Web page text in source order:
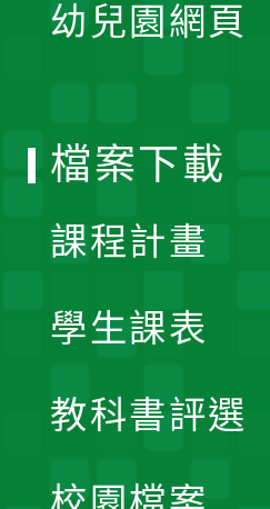
幼兒園網頁
檔案下載
課程計畫
學生課表
教科書評選